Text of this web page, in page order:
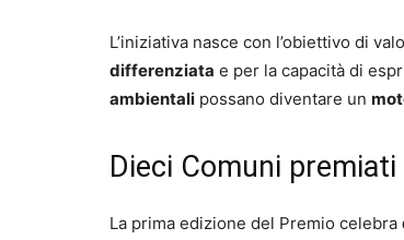
L’iniziativa nasce con l’obiettivo di
differenziata e per la capacità di
ambientali possano diventare un
Dieci Comuni
La prima edizione del Premio celebra